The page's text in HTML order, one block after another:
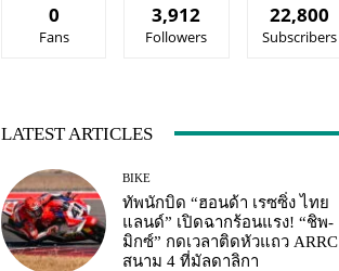
0
Fans
3,912
Followers
22,800
Subscribers
LATEST ARTICLES
BIKE
ทัพนักบิด “ฮอนด้า เรซซิ่ง ไทย
แลนด์” เปิดฉากร้อนแรง! “ชิพ-
มิกซ์” กดเวลาติดหัวแถว ARRC
สนาม 4 ที่มัลดาลิกา